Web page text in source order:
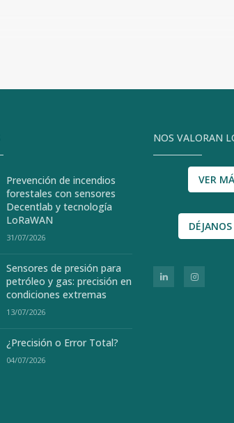
Prevención de incendios
forestales con sensores
Decentlab y tecnología
LoRaWAN
31/07/2026
Sensores de presión para
petróleo y gas: precisión en
condiciones extremas
13/07/2026
¿Precisión o Error Total?
04/07/2026
NOS VALORAN
VER